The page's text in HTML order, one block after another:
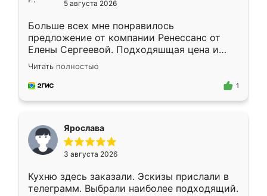
5 августа 2026
Больше всех мне понравилось
предложение от компании Ренессанс от
Елены Сергеевой. Подходяшщая цена и
короткие сроки изготовления. Приехавший
для замера сотрудник Владислав
предложил по моему эскизу самый
Читать полностью
1
Ярослава
3 августа 2026
Кухню здесь заказали. Эскизы прислали в
телеграмм. Выбрали наиболее подходящий.